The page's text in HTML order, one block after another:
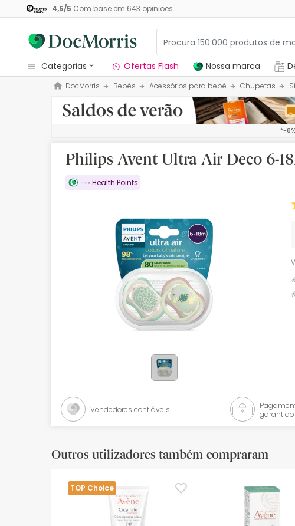
4,5/5 Com base em 643 opiniões
categorias
Dermocosmetica
Nossa marca
Medicamentos
Cosmética
Promoções
Mais vendidos
Ofertas Flash Nossa marca
DocMorris Bebés Acessórios para bebé Chupetas
*-
Philips Avent Ultra Air Deco 6-
Health Points
Vendedores confiáveis
garantido
Outros utilizadores também compraram
TOP Choice